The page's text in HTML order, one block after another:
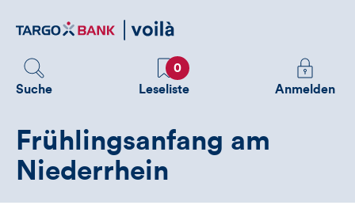
zum
Suche
Favoriten
0
Leseliste
Melden
Sie
Anmelden
Frühlingsanfang am
Niederrhein